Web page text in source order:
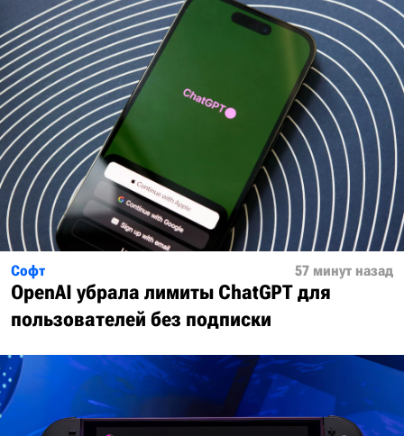
Софт 57 минут назад
OpenAI убрала лимиты ChatGPT для
пользователей без подписки